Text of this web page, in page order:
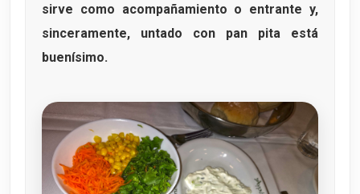
sirve como acompañamiento o entrante y,
sinceramente, untado con pan pita está
buenísimo.